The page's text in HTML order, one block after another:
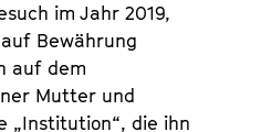
im Jahr 2019,
Bewährung
auf dem
Mutter und
„Institution“, die ihn